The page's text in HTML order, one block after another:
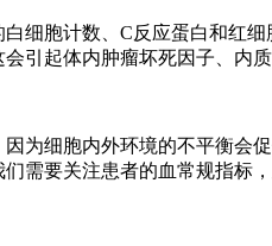
细胞计数、C反应蛋白和红
引起体内肿瘤坏死因子、内
为细胞内外环境的不平衡会
需要关注患者的血常规指标